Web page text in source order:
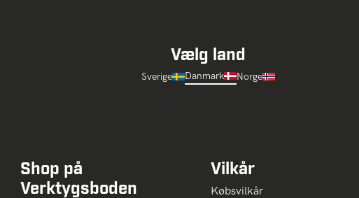
Vælg land
Sverige Danmark Norge
Shop på
Verktygsboden
Vilkår
Købsvilkår